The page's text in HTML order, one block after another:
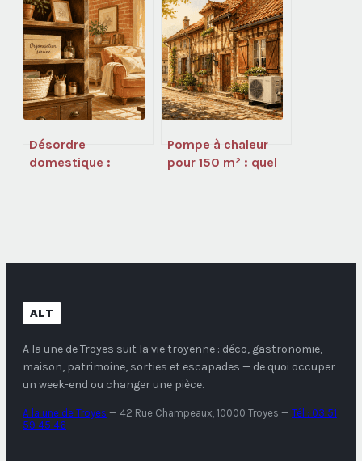
réponse et tout ce
qu’il faut savoir
concevoir et
sécuriser vos
interfaces pas à
pas
Désordre
domestique :
Pompe à chaleur
pour 150 m² : quel
ALT
A la une de Troyes suit la vie troyenne : déco, gastronomie,
maison, patrimoine, sorties et escapades — de quoi occuper
un week-end ou changer une pièce.
A la une de Troyes — 42 Rue Champeaux, 10000 Troyes — Tél : 03 51
59 45 46